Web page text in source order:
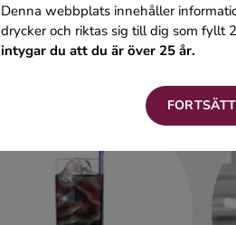
Denna webbplats innehåller
drycker och riktas sig till dig som fyllt
intygar du att du är över 25 år.
FORTSÄTT
La Roy Sunset